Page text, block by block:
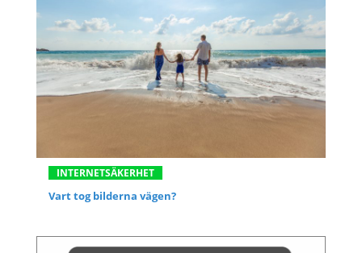
INTERNETSÄKERHET
Vart tog bilderna vägen?